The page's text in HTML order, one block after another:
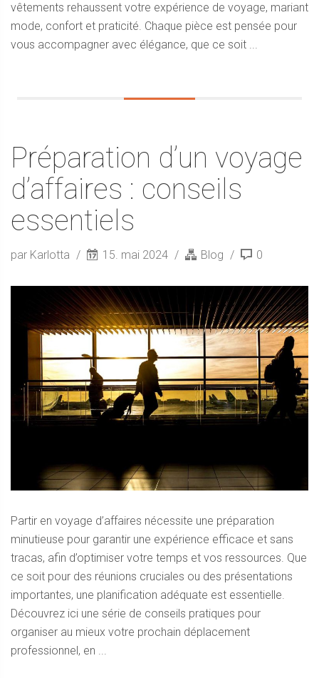
vêtements rehaussent votre expérience de voyage, mariant
mode, confort et praticité. Chaque pièce est pensée pour
vous accompagner avec élégance, que ce soit ...
Préparation d’un voyage
d’affaires : conseils
essentiels
par Karlotta 15. mai 2024 Blog 0
Partir en voyage d’affaires nécessite une préparation
minutieuse pour garantir une expérience efficace et sans
tracas, afin d’optimiser votre temps et vos ressources. Que
ce soit pour des réunions cruciales ou des présentations
importantes, une planification adéquate est essentielle.
Découvrez ici une série de conseils pratiques pour
organiser au mieux votre prochain déplacement
professionnel, en ...